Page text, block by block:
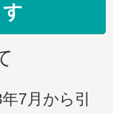
7月から引